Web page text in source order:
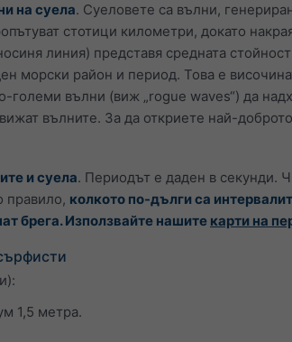
на суела. Суеловете са вълни,
стотици километри, докато
линия) представя средната
морски район и период. Това е
вълни (виж „rogue waves“) да
вълните. За да откриете най-
и суела. Периодът е даден в секунди.
правило, колкото по-дълги са
брега. Използвайте нашите карти на
1,5 метра.